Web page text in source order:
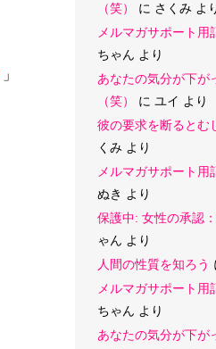
」
（笑）
に さくみ よ
メルマガサポート用
ちゃん より
あなたの気分が下が
（笑）
に ユイ より
彼の要求を断るとむ
くみ より
メルマガサポート用
ぬき より
保護中: 女性の承認
ゃん より
人間の性質を知ろう
メルマガサポート用
ちゃん より
あなたの気分が下が